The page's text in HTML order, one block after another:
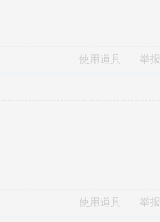
使用道具 举报
使用道具 举报